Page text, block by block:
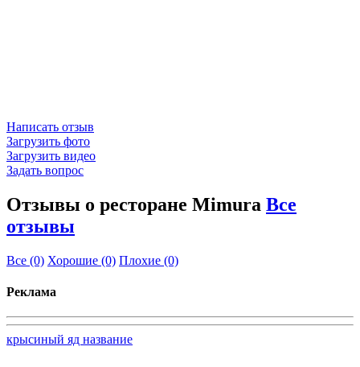
Написать отзыв
Загрузить фото
Загрузить видео
Задать вопрос
Отзывы о ресторане Mimura Все
отзывы
Все (0) Хорошие (0) Плохие (0)
Реклама
крысиный яд название